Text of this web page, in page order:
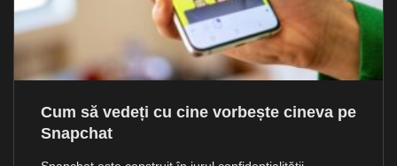
Cum să vedeți cu cine vorbește cineva pe
Snapchat